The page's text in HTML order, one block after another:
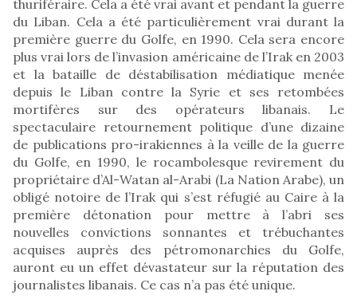
thuriféraire. Cela a été vrai avant et pendant la guerre
du Liban. Cela a été particulièrement vrai durant la
première guerre du Golfe, en 1990. Cela sera encore
plus vrai lors de l’invasion américaine de l’Irak en 2003
et la bataille de déstabilisation médiatique menée
depuis le Liban contre la Syrie et ses retombées
mortifères sur des opérateurs libanais. Le
spectaculaire retournement politique d’une dizaine
de publications pro-irakiennes à la veille de la guerre
du Golfe, en 1990, le rocambolesque revirement du
propriétaire d’Al-Watan al-Arabi (La Nation Arabe), un
obligé notoire de l’Irak qui s’est réfugié au Caire à la
première détonation pour mettre à l’abri ses
nouvelles convictions sonnantes et trébuchantes
acquises auprès des pétromonarchies du Golfe,
auront eu un effet dévastateur sur la réputation des
journalistes libanais. Ce cas n’a pas été unique.